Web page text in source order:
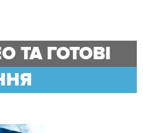
ТА ГОТОВІ